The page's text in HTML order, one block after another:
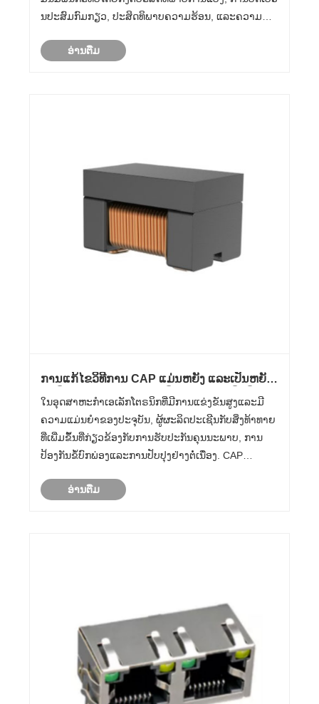
ນປະສົມກົມກຽວ, ປະສິດທິພາບຄວາມຮ້ອນ, ແລະຄວາມຫ
ແທນທີ່ທັນສະໄຫມ, ບ່ອນທີ່ມາດຕະຖານປະສິດທິພາບແມ່ນ
ອ່ານ​ຕື່ມ
ການແກ້ໄຂວິທີການ CAP ແມ່ນຫຍັງ ແລະເປັນຫຍັງ
ສະໄຫມ
ໃນອຸດສາຫະກໍາເອເລັກໂຕຣນິກທີ່ມີການແຂ່ງຂັນສູງແລະມີ
ຄວາມແມ່ນຍໍາຂອງປະຈຸບັນ, ຜູ້ຜະລິດປະເຊີນກັບສິ່ງທ້າທາຍ
ທີ່ເພີ່ມຂຶ້ນທີ່ກ່ຽວຂ້ອງກັບການຮັບປະກັນຄຸນນະພາບ, ການ
ປ້ອງກັນຂໍ້ບົກພ່ອງແລະການປັບປຸງຢ່າງຕໍ່ເນື່ອງ. CAP
ປ້ອງກັນ—ໄດ້ອອກມາເປັນລະບົບ ແລະເປັນລະບົບທີ່ຂັບເຄື່ອນ
ອ່ານ​ຕື່ມ